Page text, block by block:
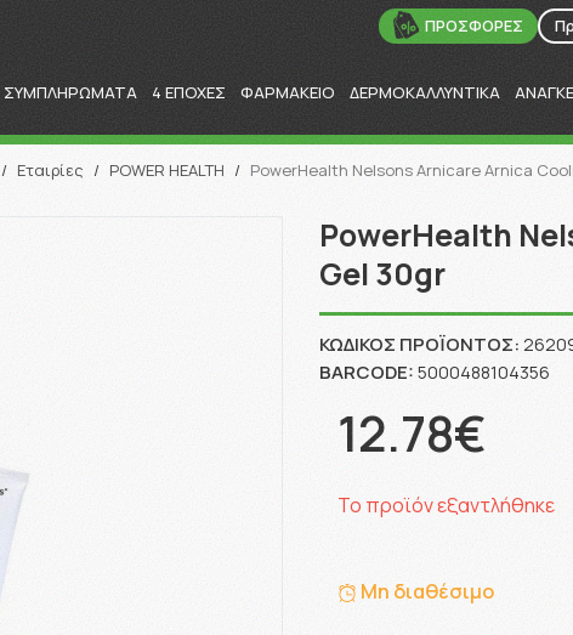
ΠΡΟΣΦΟΡΕΣ
ΣΥΜΠΛΗΡΩΜΑΤΑ 4 ΕΠΟΧΕΣ ΦΑΡΜΑΚΕΙΟ ΔΕΡΜΟΚΑΛΛΥΝΤΙΚΑ
Αναζήτηση
/ Εταιρίες / POWER HEALTH / PowerHealth Nelsons Arnicare Arnica
PowerHealth
Gel 30gr
ΚΩΔΙΚΌΣ ΠΡΟΪΌΝΤΟΣ:
BARCODE: 5000488104356
12.78€
Το προϊόν εξαντλήθηκε
Μη διαθέσιμο